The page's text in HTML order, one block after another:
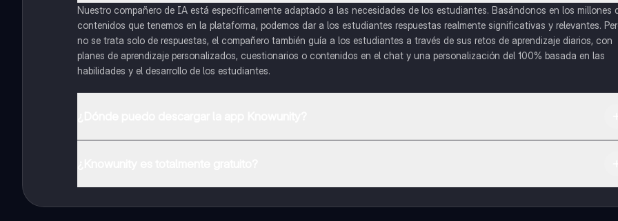
Nuestro compañero de IA está específicamente adaptado a las necesidades de los estudiantes. Basándonos en los millones
contenidos que tenemos en la plataforma, podemos dar a los estudiantes respuestas realmente significativas y relevantes.
no se trata solo de respuestas, el compañero también guía a los estudiantes a través de sus retos de aprendizaje diarios, con
planes de aprendizaje personalizados, cuestionarios o contenidos en el chat y una personalización del 100% basada en las
habilidades y el desarrollo de los estudiantes.
inmeditamente. Puedes ganar dinero utilizando la aplicación, que te permitirá acceder a determinadas funciones.